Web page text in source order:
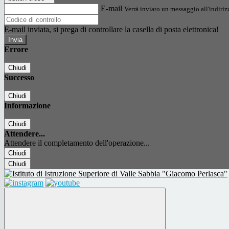
E-mail Verrà inviato un messaggio
E-mail inviata, si prega di controllare la casella di posta elettronica!
Errore
Chiudi
Successo
Chiudi
Informazione
Chiudi
Attendere...
Attendere il completamento dell'operazione...
Chiudi
Chiudi